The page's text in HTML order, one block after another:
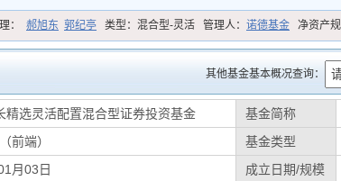
： 郝旭东 郭纪亭 类型： 混合型-灵活 管理人： 诺德基金 净资产规
其他基金基本概况查询：
精选灵活配置混合型证券投资基金 基金简称
前端） 基金类型
月03日 成立日期/规模